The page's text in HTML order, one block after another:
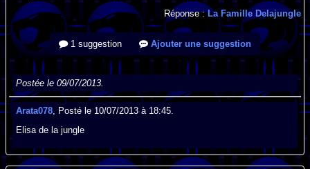
Réponse :La Famille Delajungle
1 suggestion Ajouter une suggestion
Postée le 09/07/2013.
Arata078 , Posté le 10/07/2013 à 18:45.
Elisa de la jungle